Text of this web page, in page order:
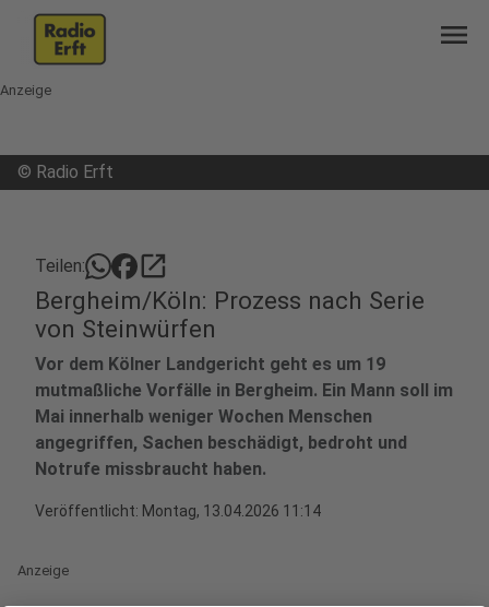
menu
Anzeige
© Radio Erft
Teilen: open_in_new
Bergheim/Köln: Prozess nach Serie
von Steinwürfen
Vor dem Kölner Landgericht geht es um 19
mutmaßliche Vorfälle in Bergheim. Ein Mann soll im
Mai innerhalb weniger Wochen Menschen
angegriffen, Sachen beschädigt, bedroht und
Notrufe missbraucht haben.
Veröffentlicht: Montag, 13.04.2026 11:14
Anzeige